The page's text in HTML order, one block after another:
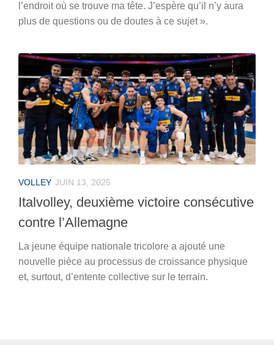
l’endroit où se trouve ma tête. J’espère qu’il n’y aura
plus de questions ou de doutes à ce sujet ».
VOLLEY JUIN 13, 2025
Italvolley, deuxième victoire consécutive
contre l’Allemagne
La jeune équipe nationale tricolore a ajouté une
nouvelle pièce au processus de croissance physique
et, surtout, d’entente collective sur le terrain.